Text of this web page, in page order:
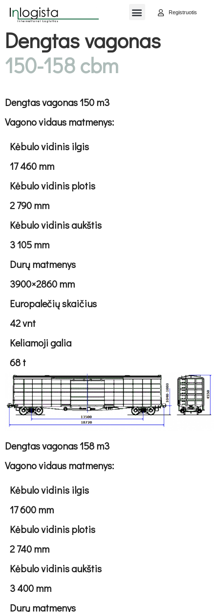
Registruotis
Dengtas vagonas
150-158 cbm
Dengtas vagonas 150 m3
Vagono vidaus matmenys:
Kėbulo vidinis ilgis
17 460 mm
Kėbulo vidinis plotis
2 790 mm
Kėbulo vidinis aukštis
3 105 mm
Durų matmenys
3900×2860 mm
Europalečių skaičius
42 vnt
Keliamoji galia
68 t
Dengtas vagonas 158 m3
Vagono vidaus matmenys:
Kėbulo vidinis ilgis
17 600 mm
Kėbulo vidinis plotis
2 740 mm
Kėbulo vidinis aukštis
3 400 mm
Durų matmenys